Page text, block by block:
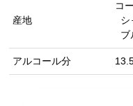
産地
コ
シ
ブ
アルコール分